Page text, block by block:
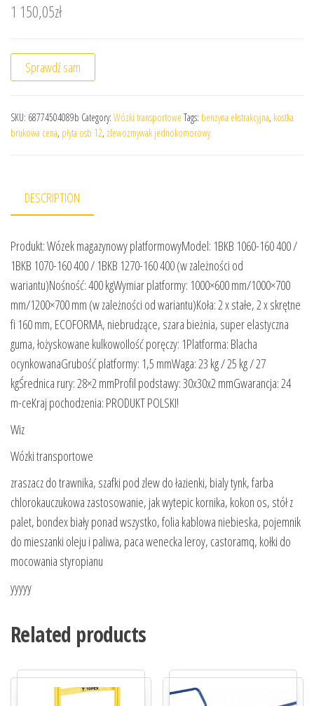
1 150,05zł
Sprawdź sam
SKU: 68774504089b Category: Wózki transportowe Tags: benzyna ekstrakcyjna, kostka
brukowa cena, płyta osb 12, zlewozmywak jednokomorowy
DESCRIPTION
Produkt: Wózek magazynowy platformowyModel: 1BKB 1060-160 400 /
1BKB 1070-160 400 / 1BKB 1270-160 400 (w zależności od
wariantu)Nośność: 400 kgWymiar platformy: 1000×600 mm/1000×700
mm/1200×700 mm (w zależności od wariantu)Koła: 2 x stałe, 2 x skrętne
fi 160 mm, ECOFORMA, niebrudzące, szara bieżnia, super elastyczna
guma, łożyskowane kulkowoIlość poręczy: 1Platforma: Blacha
ocynkowanaGrubość platformy: 1,5 mmWaga: 23 kg / 25 kg / 27
kgŚrednica rury: 28×2 mmProfil podstawy: 30x30x2 mmGwarancja: 24
m-ceKraj pochodzenia: PRODUKT POLSKI!
Wiz
Wózki transportowe
zraszacz do trawnika, szafki pod zlew do łazienki, bialy tynk, farba
chlorokauczukowa zastosowanie, jak wytepic kornika, kokon os, stół z
palet, bondex biały ponad wszystko, folia kablowa niebieska, pojemnik
do mieszanki oleju i paliwa, paca wenecka leroy, castoramq, kołki do
mocowania styropianu
yyyyy
Related products